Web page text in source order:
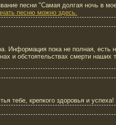
песни "Самая долгая ночь в
песню можно здесь.
Информация пока не полная,
и обстоятельствах смерти
тебе, крепкого здоровья и успеха!